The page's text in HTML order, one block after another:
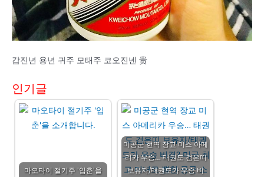
갑진년 용년 귀주 모태주 코오진넨 贵
인기글
마오타이 절기주 '입춘'을
미공군 현역 장교 미스 아메
리카 우승… 태권도 검은띠
보유자/태권도가 우승 비